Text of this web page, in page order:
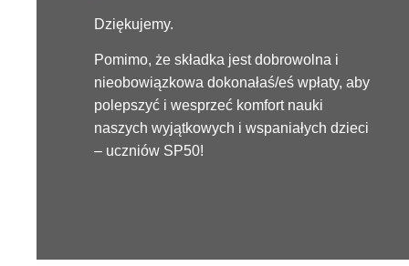
Dziękujemy.
Pomimo, że składka jest dobrowolna i
nieobowiązkowa dokonałaś/eś wpłaty, aby
polepszyć i wesprzeć komfort nauki
naszych wyjątkowych i wspaniałych dzieci
– uczniów SP50!